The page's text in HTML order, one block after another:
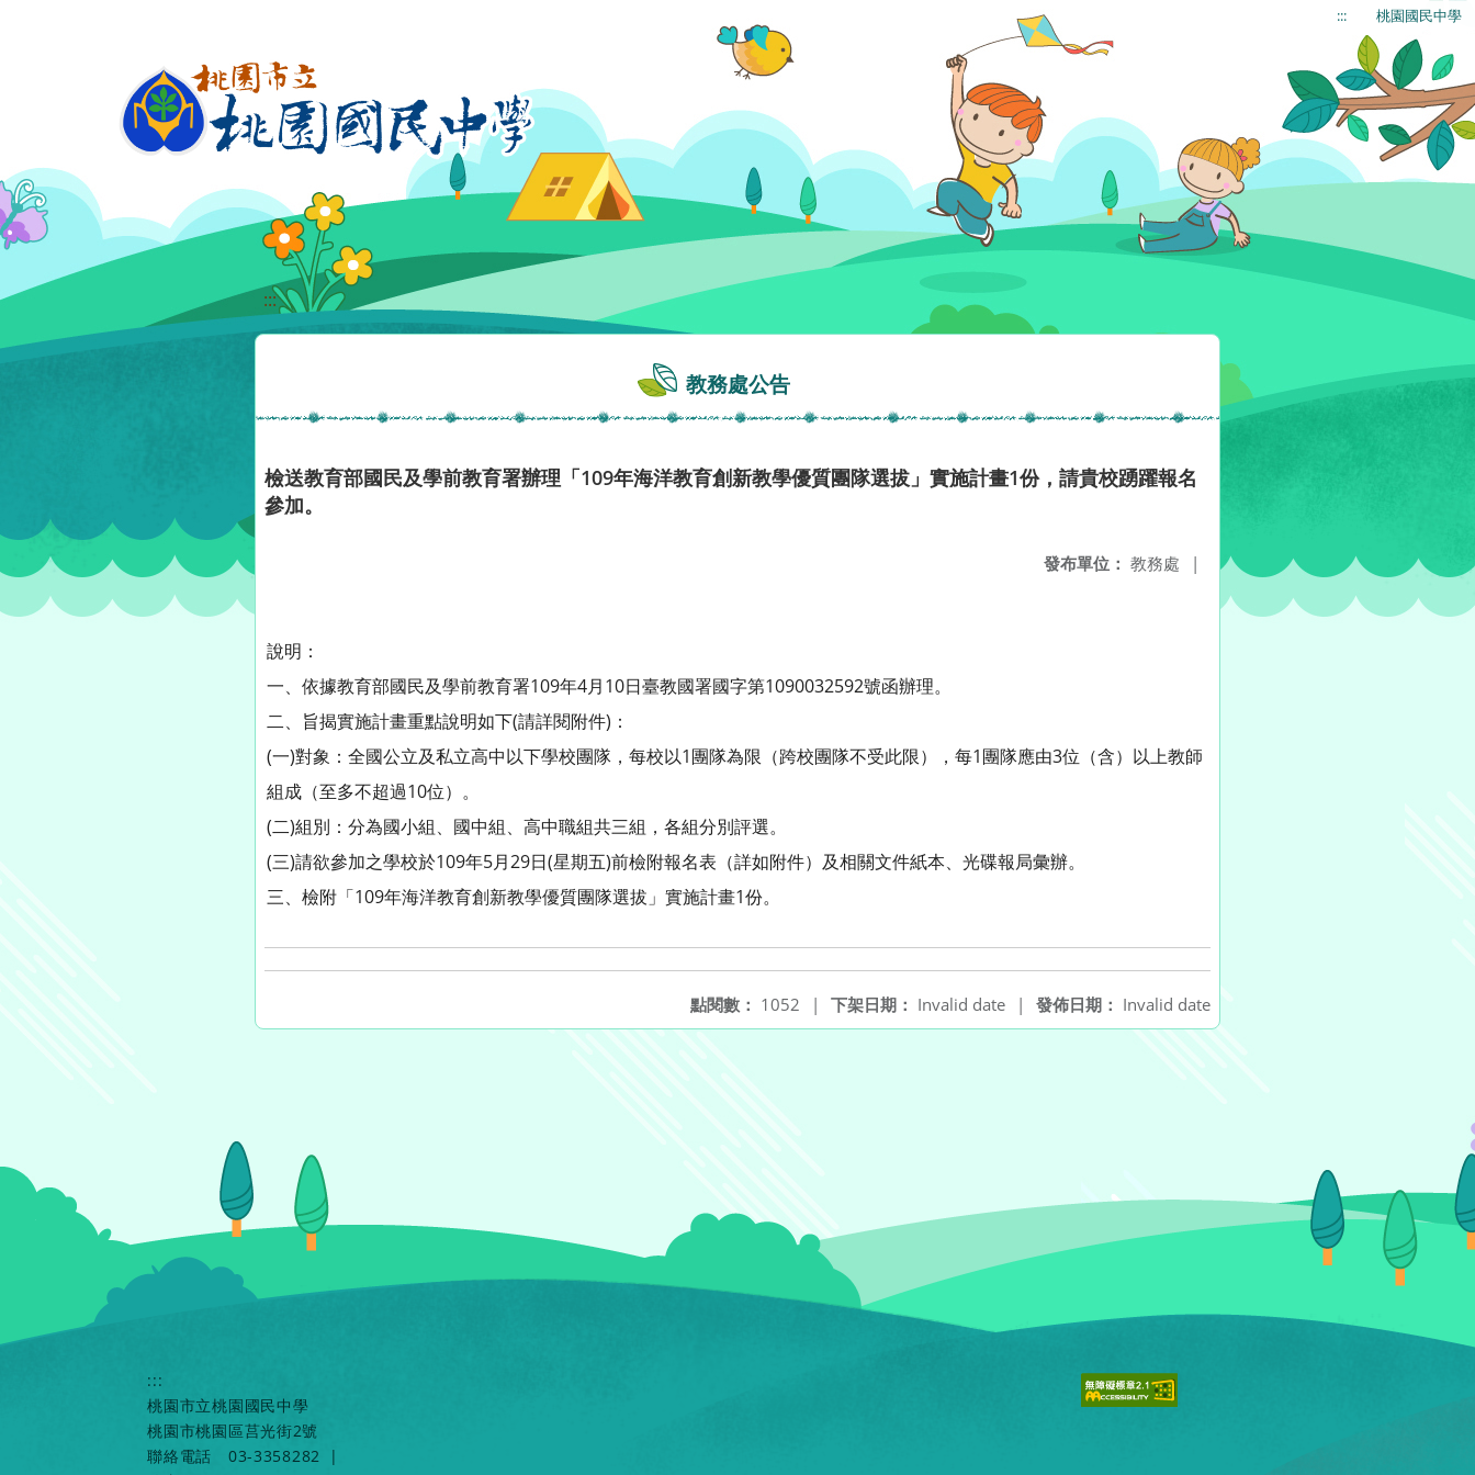
::: 桃園國民中學
:::
教務處公告
檢送教育部國民及學前教育署辦理「109年海洋教育創新教學優質團隊選拔」實施計畫1份，請貴校踴躍報名
參加。
發布單位： 教務處 |
說明：
一、依據教育部國民及學前教育署109年4月10日臺教國署國字第1090032592號函辦理。
二、旨揭實施計畫重點說明如下(請詳閱附件)：
(一)對象：全國公立及私立高中以下學校團隊，每校以1團隊為限（跨校團隊不受此限），每1團隊應由3位（含）以上教師
組成（至多不超過10位）。
(二)組別：分為國小組、國中組、高中職組共三組，各組分別評選。
(三)請欲參加之學校於109年5月29日(星期五)前檢附報名表（詳如附件）及相關文件紙本、光碟報局彙辦。
三、檢附「109年海洋教育創新教學優質團隊選拔」實施計畫1份。
發佈日期： Invalid date
下架日期： Invalid date |
點閱數： 1052 |
:::
桃園市立桃園國民中學
桃園市桃園區莒光街2號
聯絡電話
03-3358282
|